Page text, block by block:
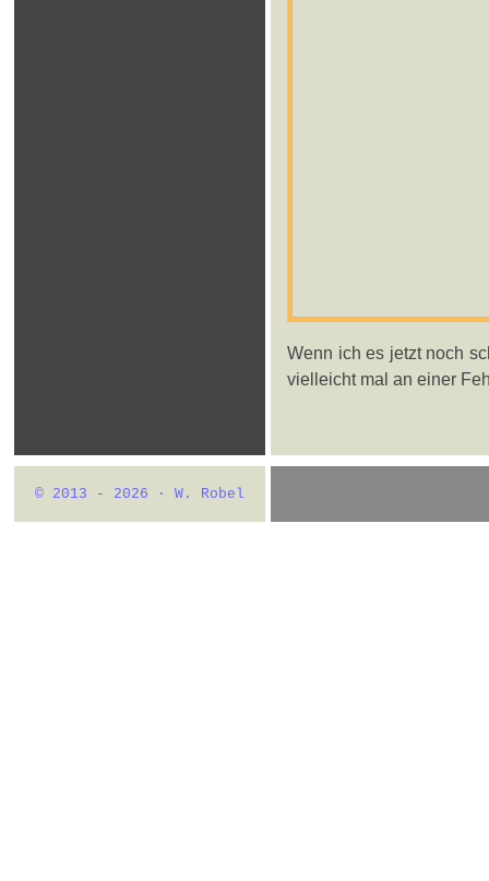
Wenn ich es jetzt noch
vielleicht mal an einer
© 2013 - 2026 · W. Robel